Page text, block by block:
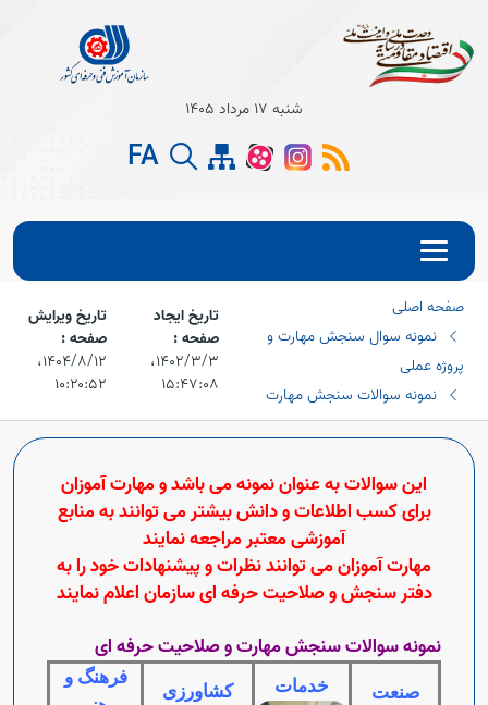
Open
Open
شنبه 17 مرداد 1405
FA
صفحه اصلی
نمونه سوال سنجش مهارت و
پروژه عملی
نمونه سوالات سنجش مهارت
تاریخ ایجاد
صفحه :
۱۴۰۲/۳/۳،‏
۱۵:۴۷:۰۸
تاریخ ویرایش
صفحه :
۱۴۰۴/۸/۱۲،‏
۱۰:۲۰:۵۲
این سوالات به عنوان نمونه می باشد و مهارت آموزان
برای کسب اطلاعات و دانش بیشتر می توانند به منابع
آموزشی معتبر مراجعه نمایند
مهارت آموزان می توانند نظرات و پیشنهادات خود را به
دفتر سنجش و صلاحیت حرفه ای سازمان اعلام نمایند
نمونه سوالات سنجش مهارت و صلاحیت حرفه ای
صنعت خدمات کشاورزی
فرهنگ و